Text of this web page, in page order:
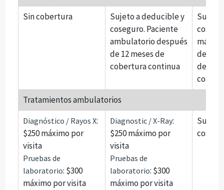
Sin cobertura
Sujeto a deducible y
coseguro. Paciente
ambulatorio después
de 12 meses de
cobertura continua
Sujeto
de
Tratamientos ambulatorios
Diagnóstico / Rayos X:
$250 máximo por
visita
Pruebas de
laboratorio: $300
máximo por visita
Diagnostic / X-Ray:
$250 máximo por
visita
Pruebas de
laboratorio: $300
máximo por visita
Sujeto